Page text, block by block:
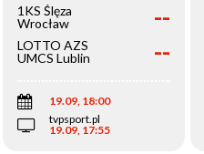
1KS Ślęza
Wrocław
--
LOTTO AZS
UMCS Lublin
--
19.09, 18:00
tvpsport.pl
19.09, 17:55